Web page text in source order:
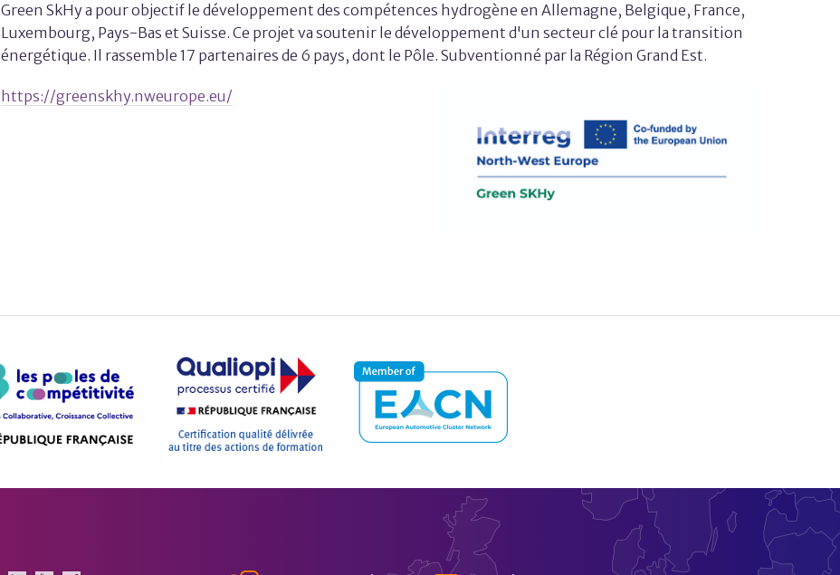
Green SkHy a pour objectif le développement des compétences hydrogène en Allemagne, Belgique, France,
Luxembourg, Pays-Bas et Suisse. Ce projet va soutenir le développement d'un secteur clé pour la transition
énergétique. Il rassemble 17 partenaires de 6 pays, dont le Pôle. Subventionné par la Région Grand Est.
https://greenskhy.nweurope.eu/